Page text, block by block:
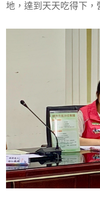
地，達到天天吃得下，